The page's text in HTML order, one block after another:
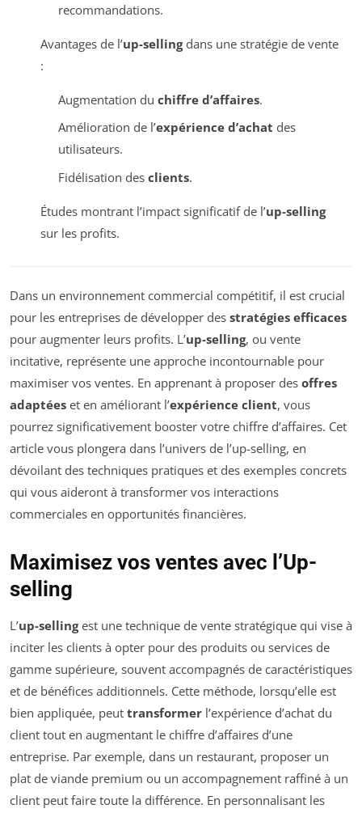
recommandations.
Avantages de l’up-sellingdans une stratégie de vente
:
Augmentation du chiffre d’affaires.
Amélioration de l’expérience d’achat des
utilisateurs.
Fidélisation des clients.
Études montrant l’impact significatif de l’up-selling
sur les profits.
Dans un environnement commercial compétitif, il est crucial
pour les entreprises de développer des stratégies efficaces
pour augmenter leurs profits. L’up-selling, ou vente
incitative, représente une approche incontournable pour
maximiser vos ventes. En apprenant à proposer des offres
adaptées et en améliorant l’expérience client, vous
pourrez significativement booster votre chiffre d’affaires. Cet
article vous plongera dans l’univers de l’up-selling, en
dévoilant des techniques pratiques et des exemples concrets
qui vous aideront à transformer vos interactions
commerciales en opportunités financières.
Maximisez vos ventes avec l’Up-
selling
L’up-sellingest une technique de vente stratégique qui vise à
inciter les clients à opter pour des produits ou services de
gamme supérieure, souvent accompagnés de caractéristiques
et de bénéfices additionnels. Cette méthode, lorsqu’elle est
bien appliquée, peut transformer l’expérience d’achat du
client tout en augmentant le chiffre d’affaires d’une
entreprise. Par exemple, dans un restaurant, proposer un
plat de viande premium ou un accompagnement raffiné à un
client peut faire toute la différence. En personnalisant les